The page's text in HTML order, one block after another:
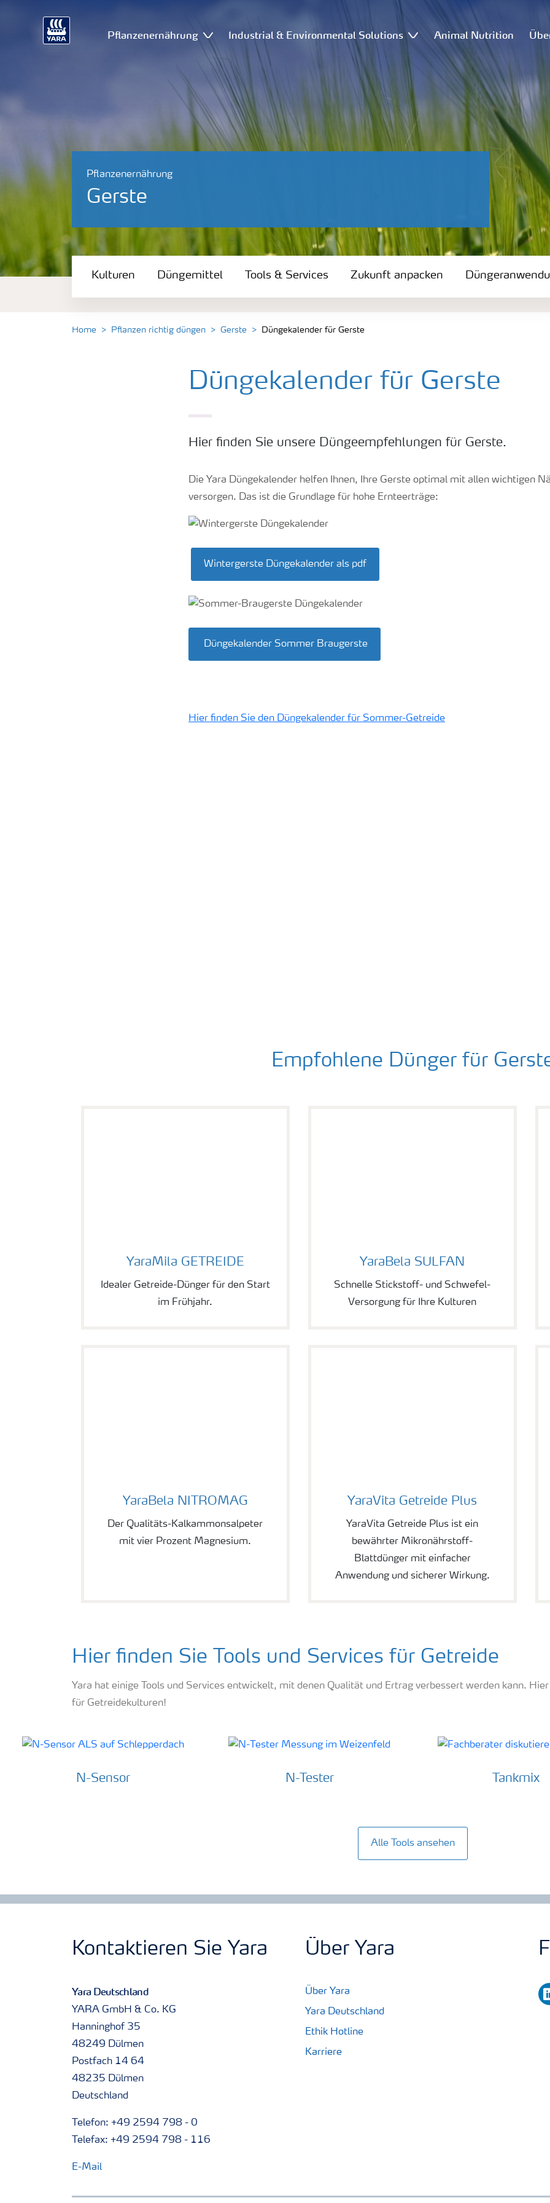
Pflanzenernährung Industrial & Environmental Solutions Animal Nutrition
Pflanzenernährung
Gerste
Tools & Services
Kulturen Düngemittel Tools & Services Zukunft anpacken
Home Pflanzen richtig düngen Gerste Düngekalender für Gerste
Düngekalender für Gerste
Hier finden Sie unsere Düngeempfehlungen für Gerste.
Die Yara Düngekalender helfen Ihnen, Ihre Gerste optimal mit allen wichtigen
versorgen. Das ist die Grundlage für hohe Ernteerträge:
Wintergerste Düngekalender als pdf
Düngekalender Sommer Braugerste
Hier finden Sie den Düngekalender für Sommer-Getreide
Empfohlene Dünger für
YaraMila GETREIDE
Idealer Getreide-Dünger für den Start
im Frühjahr.
YaraBela SULFAN
Schnelle Stickstoff- und Schwefel-
Versorgung für Ihre Kulturen
YaraBela NITROMAG
Der Qualitäts-Kalkammonsalpeter
mit vier Prozent Magnesium.
YaraVita Getreide Plus
YaraVita Getreide Plus ist ein
bewährter Mikronährstoff-
Blattdünger mit einfacher
Anwendung und sicherer Wirkung.
Hier finden Sie Tools und Services für Getreide
Yara hat einige Tools und Services entwickelt, mit denen Qualität und Ertrag verbessert werden kann.
für Getreidekulturen!
N-Sensor N-Tester Tankmix
Alle Tools ansehen
Kontaktieren Sie Yara
Yara Deutschland
YARA GmbH & Co. KG
Hanninghof 35
48249 Dülmen
Postfach 14 64
48235 Dülmen
Deutschland
Telefon: +49 2594 798 - 0
Telefax: +49 2594 798 - 116
E-Mail
Über Yara
Über Yara
Yara Deutschland
Ethik Hotline
Karriere